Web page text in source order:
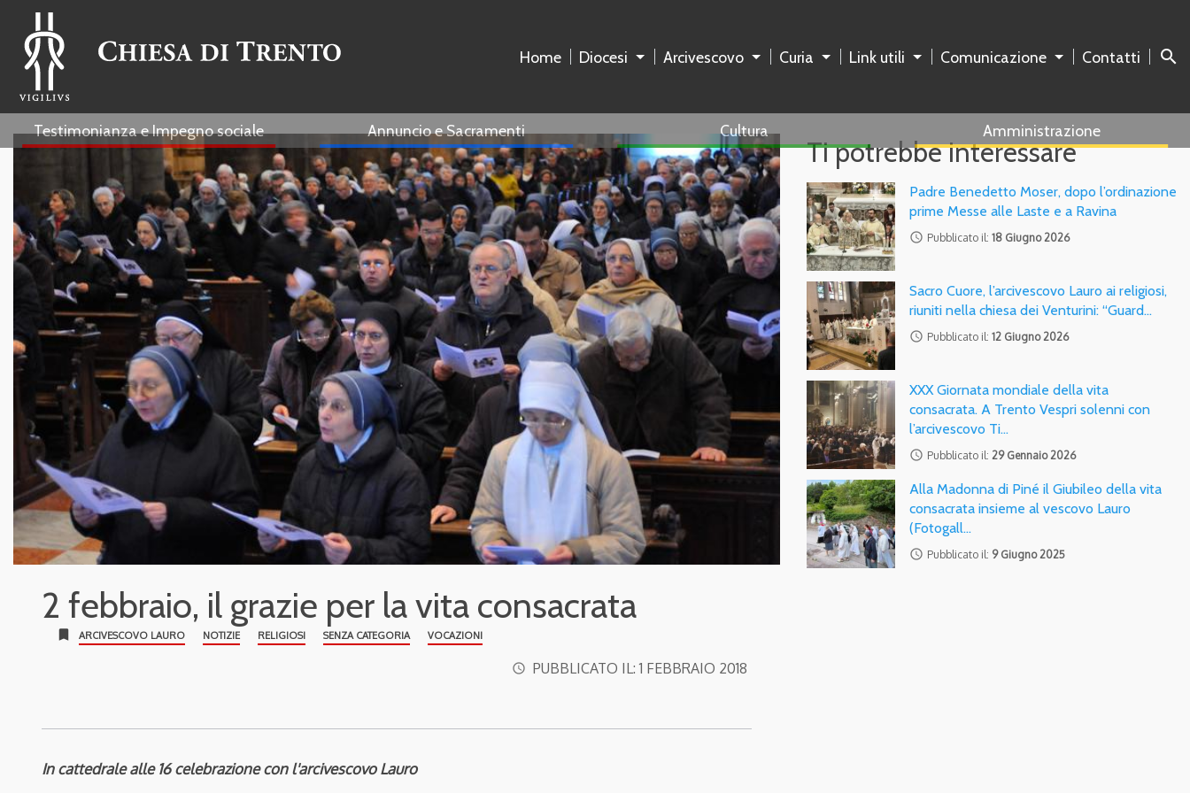
Home Diocesi Arcivescovo Curia Link utili Comunicazione Contatti search
Testimonianza e Impegno sociale Annuncio e Sacramenti Cultura Amministrazione
2 febbraio, il grazie per la vita consacrata
bookmark ARCIVESCOVO LAURO NOTIZIE RELIGIOSI SENZA CATEGORIA VOCAZIONI
access_time PUBBLICATO IL:1 FEBBRAIO 2018
In cattedrale alle 16 celebrazione con l'arcivescovo Lauro
Ti potrebbe interessare
Padre Benedetto Moser, dopo l’ordinazione
prime Messe alle Laste e a Ravina
access_time Pubblicato il:18 Giugno 2026
Sacro Cuore, l’arcivescovo Lauro ai religiosi,
riuniti nella chiesa dei Venturini: “Guard…
access_time Pubblicato il:12 Giugno 2026
XXX Giornata mondiale della vita
consacrata. A Trento Vespri solenni con
l’arcivescovo Ti…
access_time Pubblicato il: 29 Gennaio 2026
Alla Madonna di Piné il Giubileo della vita
consacrata insieme al vescovo Lauro
(Fotogall…
access_time Pubblicato il: 9 Giugno 2025